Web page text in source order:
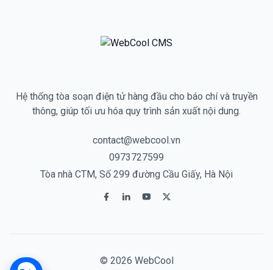
Hệ thống tòa soạn điện tử hàng đầu cho báo chí và truyền
thông, giúp tối ưu hóa quy trình sản xuất nội dung.
contact@webcool.vn
0973727599
Tòa nhà CTM, Số 299 đường Cầu Giấy, Hà Nội
© 2026 WebCool